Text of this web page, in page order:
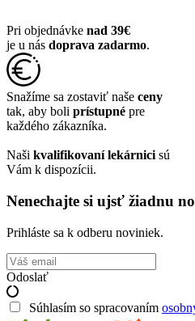
Pri objednávke nad 39€
je u nás doprava zadarmo.
Snažíme sa zostaviť naše ceny
tak, aby boli prístupné pre
každého zákazníka.
Naši kvalifikovaní lekárnici sú
Vám k dispozícii.
Nenechajte si ujsť žiadnu
Prihláste sa k odberu noviniek.
Odoslať
Súhlasím so spracovaním